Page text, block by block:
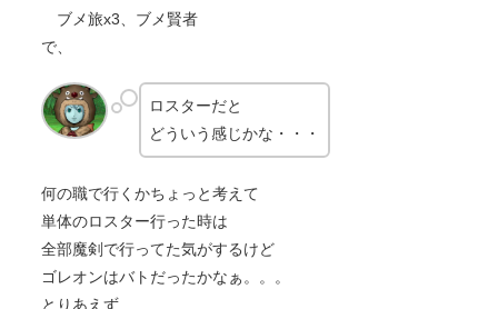
ブメ旅x3、ブメ賢者
で、
ロスターだと
どういう感じかな・・・
何の職で行くかちょっと考えて
単体のロスター行った時は
全部魔剣で行ってた気がするけど
ゴレオンはバトだったかなぁ。。。
とりあえず